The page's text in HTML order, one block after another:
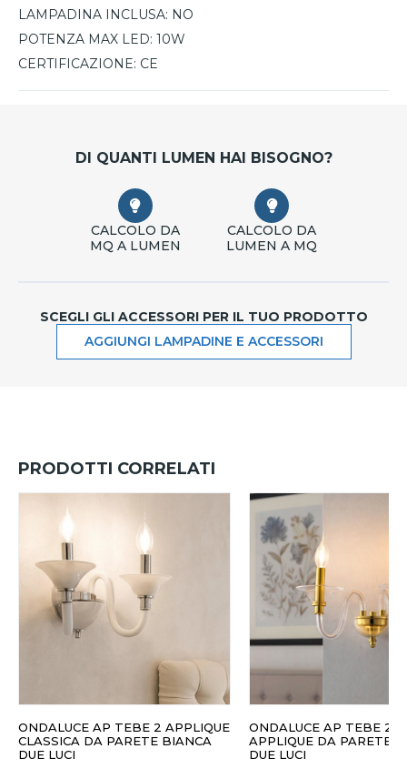
LAMPADINA INCLUSA: NO
POTENZA MAX LED: 10W
CERTIFICAZIONE: CE
DI QUANTI LUMEN HAI BISOGNO?
CALCOLO DA
MQ A LUMEN
CALCOLO DA
LUMEN A MQ
SCEGLI GLI ACCESSORI PER IL TUO PRODOTTO
AGGIUNGI LAMPADINE E ACCESSORI
PRODOTTI CORRELATI
ONDALUCE AP TEBE 2 APPLIQUE
CLASSICA DA PARETE BIANCA
DUE LUCI
ONDALUCE AP TEBE 2 ORO
APPLIQUE DA PARETE
DUE LUCI